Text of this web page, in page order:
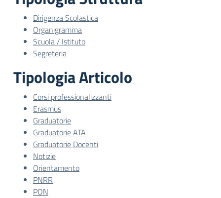
Dirigenza Scolastica
Organigramma
Scuola / Istituto
Segreteria
Tipologia Articolo
Corsi professionalizzanti
Erasmus
Graduatorie
Graduatorie ATA
Graduatorie Docenti
Notizie
Orientamento
PNRR
PON